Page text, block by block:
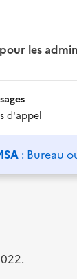
pour les
d'appel
: Bureau